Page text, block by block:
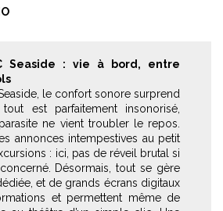
Seaside : vie à bord, entre
le confort sonore surprend
est parfaitement insonorisé,
ne vient troubler le repos.
annonces intempestives au petit
: ici, pas de réveil brutal si
Désormais, tout se gère
et de grands écrans digitaux
et permettent même de